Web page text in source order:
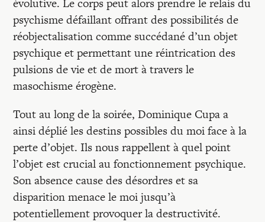
évolutive. Le corps peut alors prendre le relais du
psychisme défaillant offrant des possibilités de
réobjectalisation comme succédané d’un objet
psychique et permettant une réintrication des
pulsions de vie et de mort à travers le
masochisme érogène.
Tout au long de la soirée, Dominique Cupa a
ainsi déplié les destins possibles du moi face à la
perte d’objet. Ils nous rappellent à quel point
l’objet est crucial au fonctionnement psychique.
Son absence cause des désordres et sa
disparition menace le moi jusqu’à
potentiellement provoquer la destructivité.